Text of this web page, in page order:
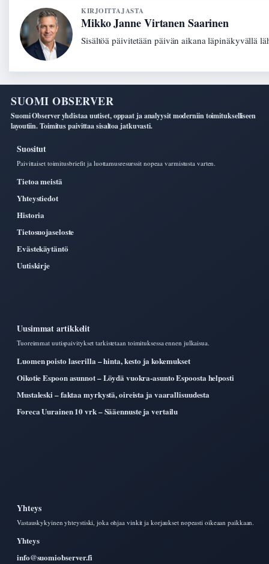
KIRJOITTAJASTA
Mikko Janne Virtanen Saarinen
Sisältöä päivitetään päivän aikana läpinäkyvällä
SUOMI OBSERVER
Suomi Observer yhdistaa uutiset, oppaat ja analyysit moderniin toimitukselliseen
layoutiin. Toimitus paivittaa sisaltoa jatkuvasti.
Suositut
Paivittaiset toimitusbriefit ja luottamusresurssit nopeaa varmistusta varten.
Tietoa meistä
Yhteystiedot
Historia
Tietosuojaseloste
Evästekäytäntö
Uutiskirje
Uusimmat artikkelit
Tuoreimmat uutispaivitykset tarkistetaan toimituksessa ennen julkaisua.
Luomen poisto laserilla – hinta, kesto ja kokemukset
Oikotie Espoon asunnot – Löydä vuokra-asunto Espoosta helposti
Mustaleski – faktaa myrkystä, oireista ja vaarallisuudesta
Foreca Uurainen 10 vrk – Sääennuste ja vertailu
Yhteys
Vastauskykyinen yhteystiski, joka ohjaa vinkit ja korjaukset nopeasti oikeaan paikkaan.
Yhteys
info@suomiobserver.fi